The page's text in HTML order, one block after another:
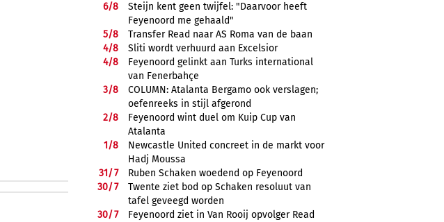
6/8
Steijn kent geen twijfel: "Daarvoor heeft
Feyenoord me gehaald"
5/8
Transfer Read naar AS Roma van de baan
4/8
Sliti wordt verhuurd aan Excelsior
4/8
Feyenoord gelinkt aan Turks international
van Fenerbahçe
3/8
COLUMN: Atalanta Bergamo ook verslagen;
oefenreeks in stijl afgerond
2/8
Feyenoord wint duel om Kuip Cup van
Atalanta
1/8
Newcastle United concreet in de markt voor
Hadj Moussa
31/7
Ruben Schaken woedend op Feyenoord
30/7
Twente ziet bod op Schaken resoluut van
tafel geveegd worden
30/7
Feyenoord ziet in Van Rooij opvolger Read